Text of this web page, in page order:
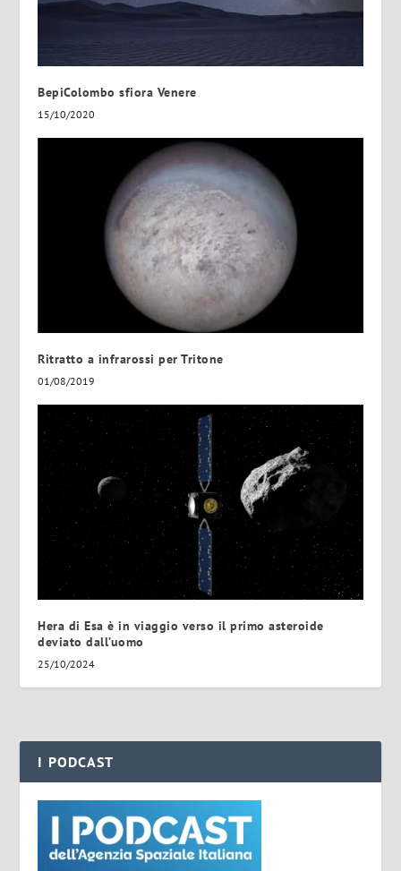
BepiColombo sfiora Venere
15/10/2020
Ritratto a infrarossi per Tritone
01/08/2019
Hera di Esa è in viaggio verso il primo asteroide
deviato dall’uomo
25/10/2024
I PODCAST